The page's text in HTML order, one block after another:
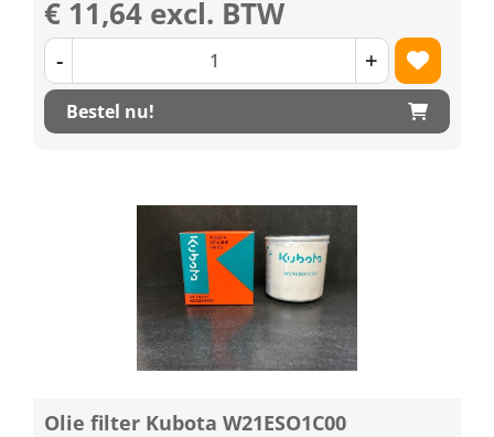
€ 11,64 excl. BTW
- +
Bestel nu!
Olie filter Kubota W21ESO1C00